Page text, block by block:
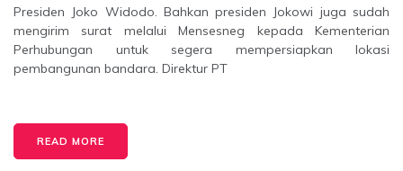
Presiden Joko Widodo. Bahkan presiden Jokowi juga sudah
mengirim surat melalui Mensesneg kepada Kementerian
Perhubungan untuk segera mempersiapkan lokasi
pembangunan bandara. Direktur PT
READ MORE